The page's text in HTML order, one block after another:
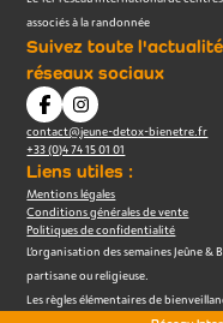
associés à la randonnée
Suivez toute
réseaux sociaux
contact@jeune-detox-bienetre.fr
+33 (0)4 74 15 01 01
Liens utiles :
Mentions légales
Conditions générales de vente
Politiques de confidentialité
L’organisation des semaines Jeûne
partisane ou religieuse.
Les règles élémentaires de